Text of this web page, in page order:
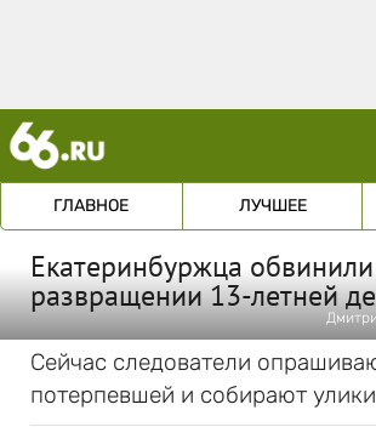
ГЛАВНОЕ ЛУЧШЕЕ
Екатеринбуржца
развращении 13-летней
Сейчас следователи
потерпевшей и собирают